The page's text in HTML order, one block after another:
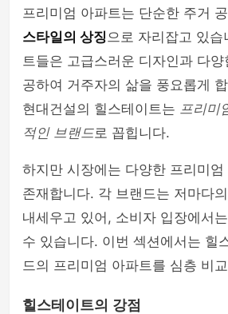
프리미엄 아파트는 단순한 주거
스타일의 상징으로 자리잡고 있
트들은 고급스러운 디자인과 다양
공하여 거주자의 삶을 풍요롭게
현대건설의 힐스테이트는 프리미
적인 브랜드로 꼽힙니다.
하지만 시장에는 다양한 프리미
존재합니다. 각 브랜드는 저마다
내세우고 있어, 소비자 입장에서
수 있습니다. 이번 섹션에서는 힐
드의 프리미엄 아파트를 심층 비
힐스테이트의 강점